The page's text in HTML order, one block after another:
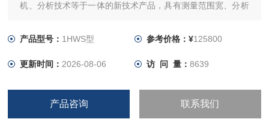
机、分析技术等于一体的新技术产品，具有测量范围宽、分析
显示的图、文及数据的采集、处理等都达到了智能化水平，是
产品型号： 1HWS型 参考价格：¥125800
更新时间： 2026-08-06 访 问 量： 8639
产品咨询 联系我们